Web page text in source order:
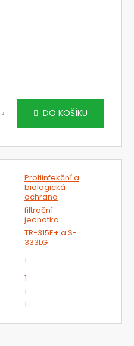
DO KOŠÍKU
Protiinfekční a
biologická
ochrana
filtrační
jednotka
TR-315E+ a S-
333LG
1
1
1
1